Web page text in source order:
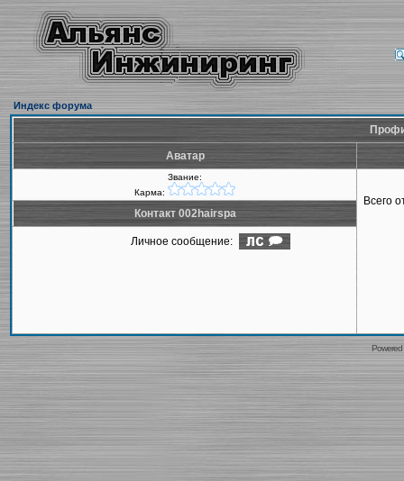
Индекс форума
Аватар
Звание:
Карма:
Всего
Контакт 002hairspa
Личное сообщение: